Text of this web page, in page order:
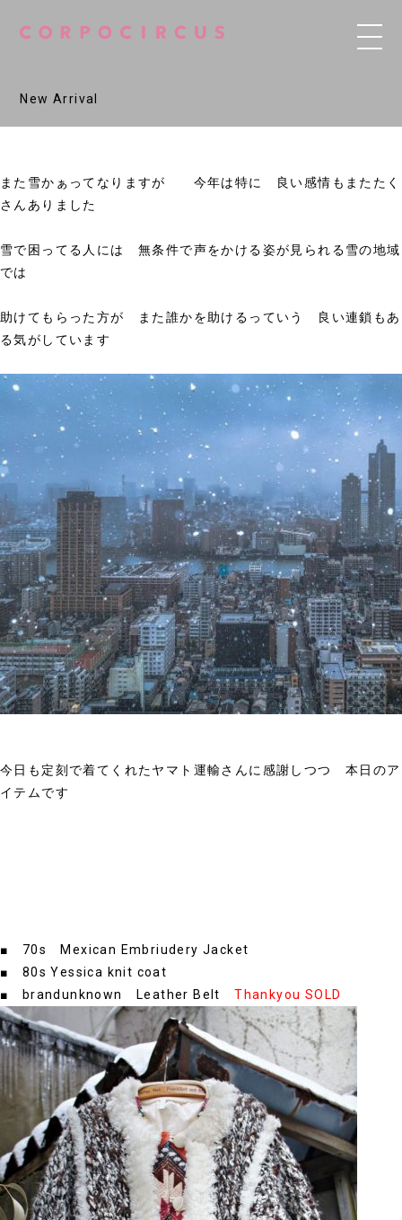
New Arrival
また雪かぁってなりますが 今年は特に 良い感情もまたたく
さんありました
雪で困ってる人には 無条件で声をかける姿が見られる雪の地域
では
助けてもらった方が また誰かを助けるっていう 良い連鎖もあ
る気がしています
今日も定刻で着てくれたヤマト運輸さんに感謝しつつ 本日のア
イテムです
■ 70s Mexican Embriudery Jacket
■ 80s Yessica knit coat
■ brandunknown Leather BeltThankyou SOLD